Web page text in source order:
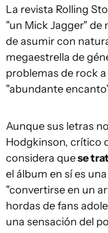
La revista Rolling
"un Mick Jagger" de
de asumir con
megaestrella de
problemas de rock a
"abundante
Aunque sus letras
Hodgkinson, crítico
considera quese
el álbum en sí es
"convertirse en un
hordas de fans
una sensación del